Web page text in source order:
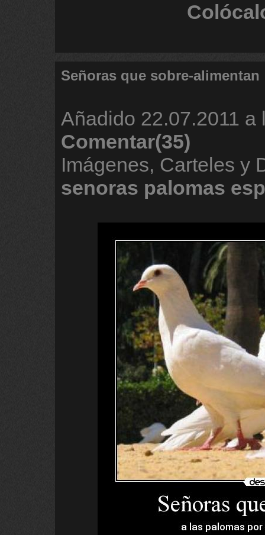
Señoras que sobre-alimentan
Añadido 22.07.2011 a
Comentar(35)
Imágenes, Carteles y
senoras palomas